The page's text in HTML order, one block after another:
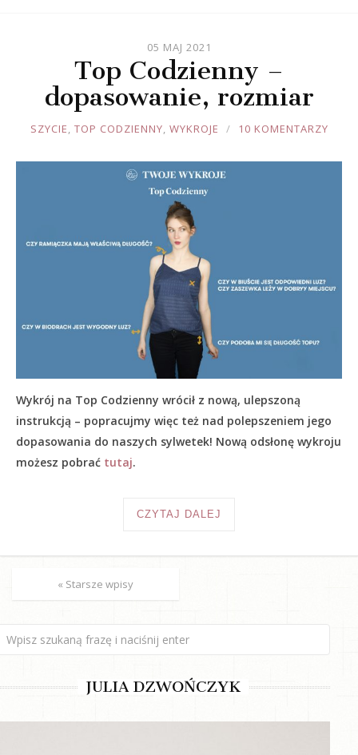
05 MAJ 2021
Top Codzienny –
dopasowanie, rozmiar
JOULE
SZYCIE, TOP CODZIENNY, WYKROJE 10 KOMENTARZY
Wykrój na Top Codzienny wrócił z nową, ulepszoną
instrukcją – popracujmy więc też nad polepszeniem jego
dopasowania do naszych sylwetek! Nową odsłonę wykroju
możesz pobrać tutaj.
CZYTAJ DALEJ
« Starsze wpisy
JULIA DZWOŃCZYK